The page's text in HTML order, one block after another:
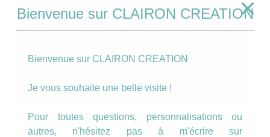
Boucles motif japonisant fleuri + barrette
Bienvenue sur CLAIRON CREATION
Bienvenue sur CLAIRON CREATION
Je vous souhaite une belle visite !
Pour toutes questions, personnalisations ou
autres, n'hésitez pas à m'écrire sur